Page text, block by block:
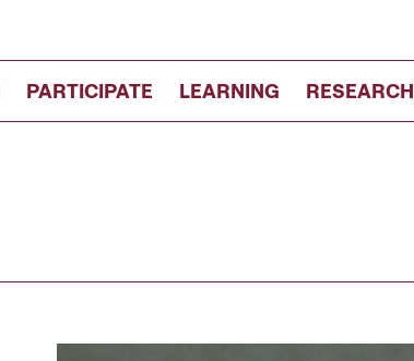
PARTICIPATE LEARNING RESEARCH